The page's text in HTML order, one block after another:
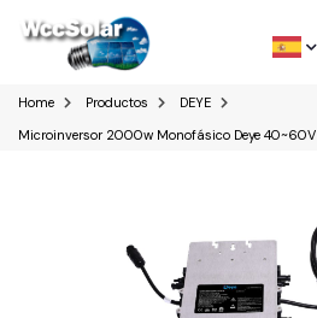
Home Productos
DEYE
Microinversor 2000w Monofásico Deye 40~60V